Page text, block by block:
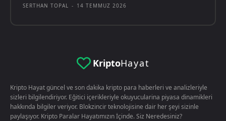
SERTHAN TOPAL - 14 TEMMUZ 2026
KriptoHayat
Kripto Hayat güncel ve son dakika kripto para haberleri ve analizleriyle
sizleri bilgilendiriyor. Eğitici içerikleriyle okuyucularina piyasa dinamikleri
hakkında bilgiler veriyor. Blokzincir teknolojisine dair her şeyi sizinle
paylaşıyor. Kripto Paralar Hayatımızın İçinde. Siz Neredesiniz?